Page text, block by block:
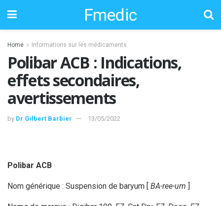
Fmedic
Home Informations sur les médicaments
Polibar ACB : Indications,
effets secondaires,
avertissements
by Dr Gilbert Barbier 13/05/2022
Polibar ACB
Nom générique : Suspension de baryum [ BA-ree-um ]